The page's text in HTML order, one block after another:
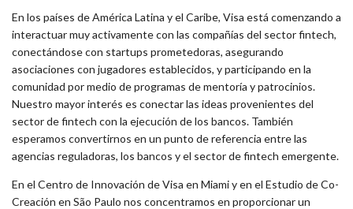
En los países de América Latina y el Caribe, Visa está comenzando a
interactuar muy activamente con las compañías del sector fintech,
conectándose con startups prometedoras, asegurando
asociaciones con jugadores establecidos, y participando en la
comunidad por medio de programas de mentoría y patrocinios.
Nuestro mayor interés es conectar las ideas provenientes del
sector de fintech con la ejecución de los bancos. También
esperamos convertirnos en un punto de referencia entre las
agencias reguladoras, los bancos y el sector de fintech emergente.
En el Centro de Innovación de Visa en Miami y en el Estudio de Co-
Creación en São Paulo nos concentramos en proporcionar un